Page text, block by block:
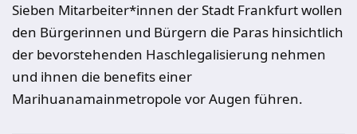
Sieben Mitarbeiter*innen der Stadt Frankfurt wollen
den Bürgerinnen und Bürgern die Paras hinsichtlich
der bevorstehenden Haschlegalisierung nehmen
und ihnen die benefits einer
Marihuanamainmetropole vor Augen führen.